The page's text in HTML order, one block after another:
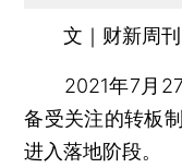
文｜财新周刊
2021年7月27
备受关注的转板
进入落地阶段。